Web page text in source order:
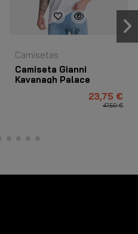
Camisetas
Camiseta Gianni
Kavanagh Palace
23,75 €
47,50 €